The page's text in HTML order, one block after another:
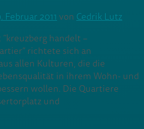
Februar 2011von Cedrik Lutz
handelt –
richtete sich an
allen Kulturen, die die
in ihrem Wohn- und
wollen. Die Quartiere
und